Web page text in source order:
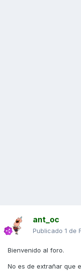
ant_oc
Publicado 1 de
Bienvenido al foro.
No es de extrañar que